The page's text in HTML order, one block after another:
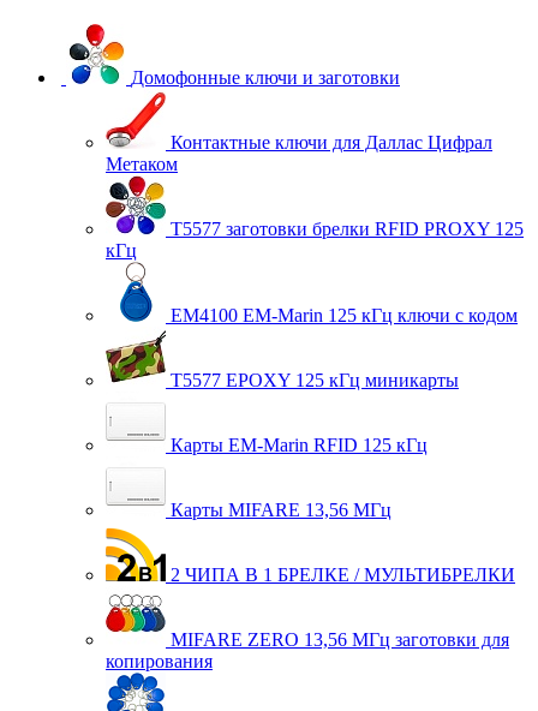
Домофонные ключи и заготовки
Контактные ключи для Даллас Цифрал
Метаком
T5577 заготовки брелки RFID PROXY 125
кГц
EM4100 EM-Marin 125 кГц ключи с кодом
T5577 EPOXY 125 кГц миникарты
Карты EM-Marin RFID 125 кГц
Карты MIFARE 13,56 МГц
2 ЧИПА В 1 БРЕЛКЕ / МУЛЬТИБРЕЛКИ
MIFARE ZERO 13,56 МГц заготовки для
копирования